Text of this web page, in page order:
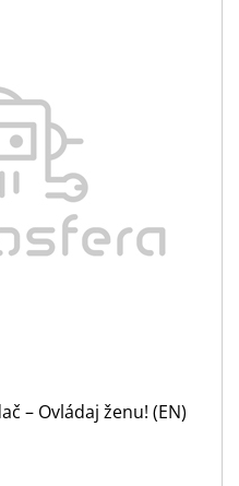
– Ovládaj ženu! (EN)